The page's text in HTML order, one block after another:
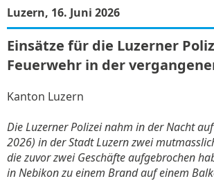
Luzern, 16. Juni 2026
Einsätze für die Luzerner
Feuerwehr in der
Kanton Luzern
Die Luzerner Polizei nahm in der Nacht
2026) in der Stadt Luzern zwei
die zuvor zwei Geschäfte aufgebrochen
in Nebikon zu einem Brand auf einem